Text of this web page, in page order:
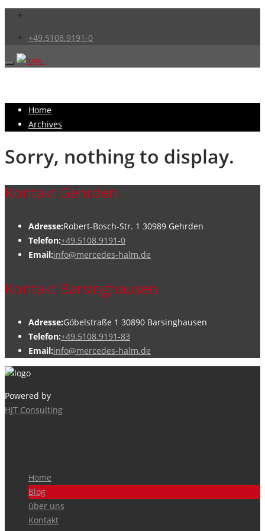
+49.5108.9191-0
Home
Archives
Sorry, nothing to display.
Kontakt Gehrden
Adresse:Robert-Bosch-Str. 1 30989 Gehrden
Telefon:+49.5108.9191-0
Email:info@mercedes-halm.de
Kontakt Barsinghausen
Adresse:Göbelstraße 1 30890 Barsinghausen
Telefon:+49.5108.9191-83
Email:info@mercedes-halm.de
Powered by
HJT Consulting
Home
Blog
über uns
Kontakt